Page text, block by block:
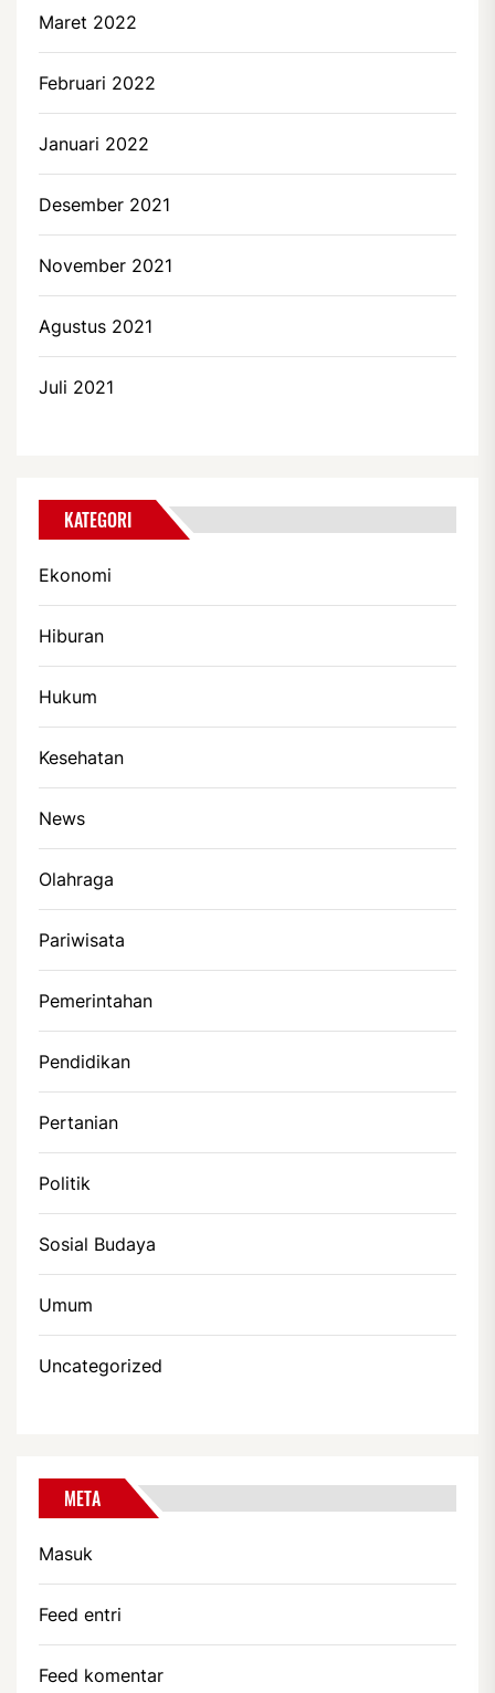
Maret 2022
Februari 2022
Januari 2022
Desember 2021
November 2021
Agustus 2021
Juli 2021
KATEGORI
Ekonomi
Hiburan
Hukum
Kesehatan
News
Olahraga
Pariwisata
Pemerintahan
Pendidikan
Pertanian
Politik
Sosial Budaya
Umum
Uncategorized
META
Masuk
Feed entri
Feed komentar